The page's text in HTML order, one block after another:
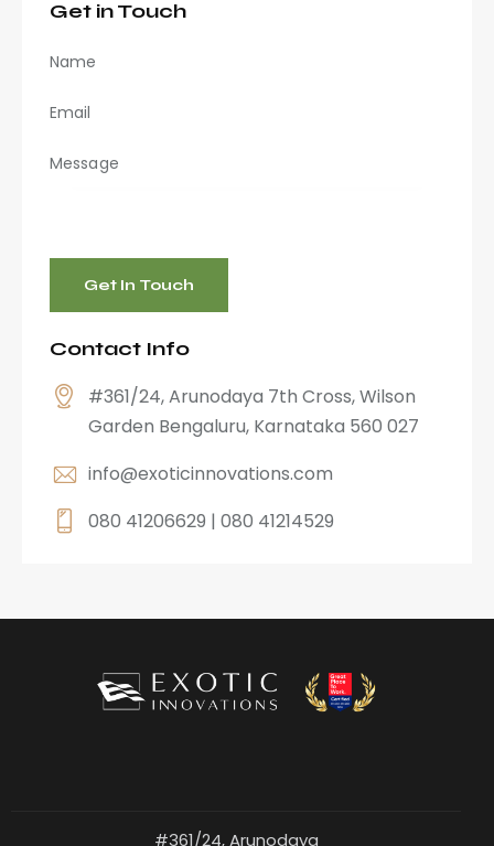
Get in Touch
Contact Info
#361/24, Arunodaya 7th Cross, Wilson
Garden Bengaluru, Karnataka 560 027
info@exoticinnovations.com
080 41206629 | 080 41214529
#361/24, Arunodaya